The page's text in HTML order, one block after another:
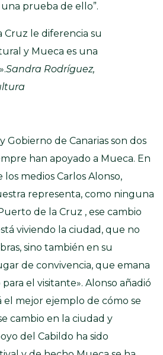
prueba de ello”.
Cruz le diferencia su
y Mueca es una
Sandra Rodríguez,
Gobierno de Canarias son dos
han apoyado a Mueca. En
medios Carlos Alonso,
representa, como ninguna
de la Cruz , ese cambio
viviendo la ciudad, que no
sino también en su
de convivencia, que emana
el visitante». Alonso añadió
el mejor ejemplo de cómo se
cambio en la ciudad y
del Cabildo ha sido